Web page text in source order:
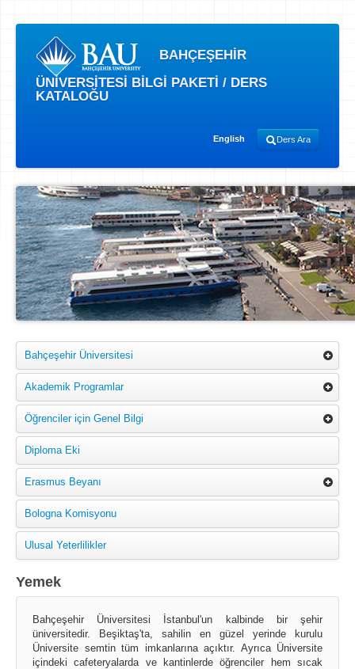
BAHÇEŞEHİR
ÜNİVERSİTESİ BİLGİ PAKETİ / DERS
KATALOĞU
English Ders Ara
Bahçeşehir Üniversitesi
Akademik Programlar
Öğrenciler için Genel Bilgi
Diploma Eki
Erasmus Beyanı
Bologna Komisyonu
Ulusal Yeterlilikler
Yemek
Bahçeşehir Üniversitesi İstanbul'un kalbinde bir şehir
üniversitedir. Beşiktaş'ta, sahilin en güzel yerinde kurulu
Üniversite semtin tüm imkanlarına açıktır. Ayrıca Üniversite
içindeki cafeteryalarda ve kantinlerde öğrenciler hem sıcak